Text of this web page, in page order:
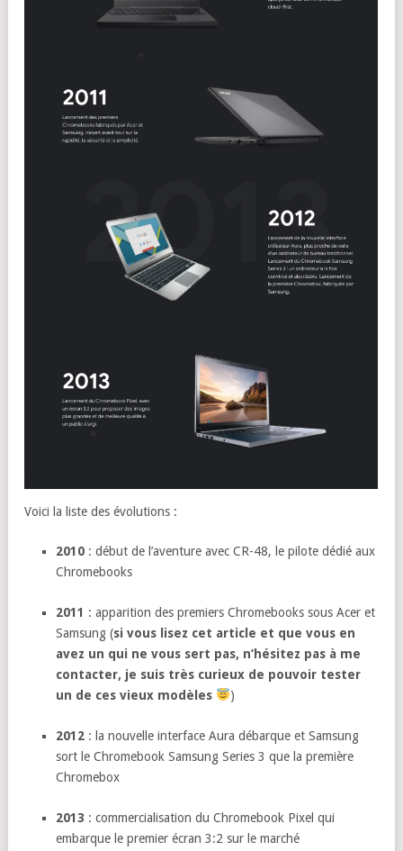
Voici la liste des évolutions :
2010 : début de l’aventure avec CR-48, le pilote dédié aux
Chromebooks
2011 : apparition des premiers Chromebooks sous Acer et
Samsung (si vous lisez cet article et que vous en
avez un qui ne vous sert pas, n’hésitez pas à me
contacter, je suis très curieux de pouvoir tester
un de ces vieux modèles
)
2012 : la nouvelle interface Aura débarque et Samsung
sort le Chromebook Samsung Series 3 que la première
Chromebox
2013 : commercialisation du Chromebook Pixel qui
embarque le premier écran 3:2 sur le marché